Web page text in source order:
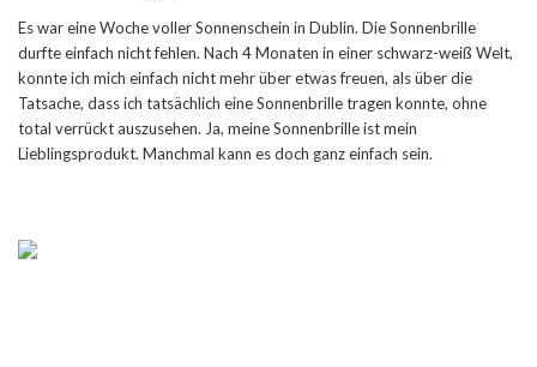
Es war eine Woche voller Sonnenschein in Dublin. Die Sonnenbrille
durfte einfach nicht fehlen. Nach 4 Monaten in einer schwarz-weiß Welt,
konnte ich mich einfach nicht mehr über etwas freuen, als über die
Tatsache, dass ich tatsächlich eine Sonnenbrille tragen konnte, ohne
total verrückt auszusehen. Ja, meine Sonnenbrille ist mein
Lieblingsprodukt. Manchmal kann es doch ganz einfach sein.